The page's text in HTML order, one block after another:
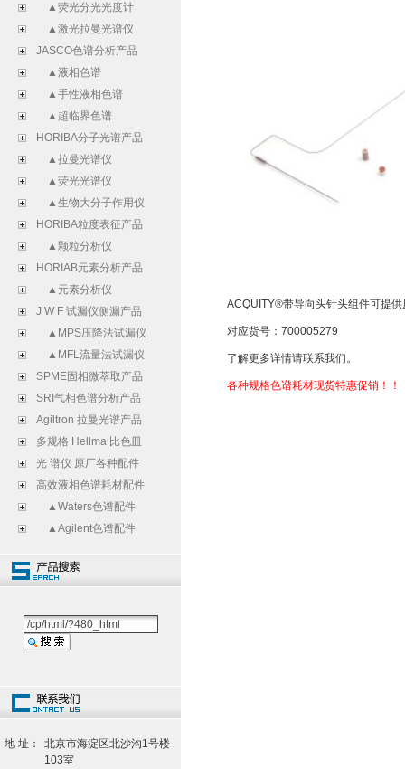
▲荧光分光光度计
▲激光拉曼光谱仪
JASCO色谱分析产品
▲液相色谱
▲手性液相色谱
▲超临界色谱
HORIBA分子光谱产品
▲拉曼光谱仪
▲荧光光谱仪
▲生物大分子作用仪
HORIBA粒度表征产品
▲颗粒分析仪
HORIAB元素分析产品
▲元素分析仪
J W F 试漏仪侧漏产品
▲MPS压降法试漏仪
▲MFL流量法试漏仪
SPME固相微萃取产品
SRI气相色谱分析产品
Agiltron 拉曼光谱产品
多规格 Hellma 比色皿
光 谱仪 原厂各种配件
高效液相色谱耗材配件
▲Waters色谱配件
▲Agilent色谱配件
地 址：
北京市海淀区北沙沟1号楼
103室
ACQUITY®带导向头针头组件可提
对应货号：700005279
了解更多详情请联系我们。
各种规格色谱耗材现货特惠促销！！